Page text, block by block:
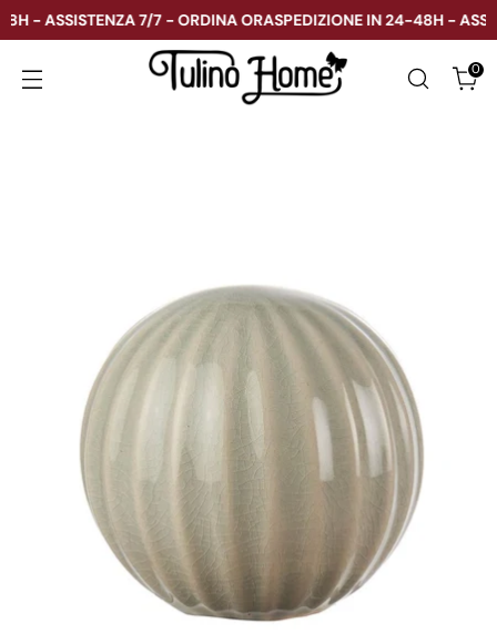
- ASSISTENZA 7/7 - ORDINA ORASPEDIZIONE IN 24-48H -
0